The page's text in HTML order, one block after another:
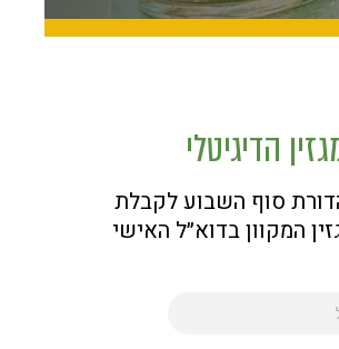
הדיגיטלי
סוף השבוע לקבלת
המקוון בדוא״ל האישי